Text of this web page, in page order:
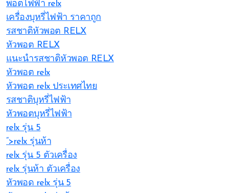
พอตไฟฟ้า relx
เครื่องบุหรี่ไฟฟ้า ราคาถูก
รสชาติหัวพอต RELX
หัวพอต RELX
แนะนำรสชาติหัวพอต RELX
หัวพอต relx
หัวพอต relx ประเทศไทย
รสชาติบุหรี่ไฟฟ้า
หัวพอตบุหรี่ไฟฟ้า
relx รุ่น 5
“>relx รุ่นห้า
relx รุ่น 5 ตัวเครื่อง
relx รุ่นห้า ตัวเครื่อง
หัวพอด relx รุ่น 5